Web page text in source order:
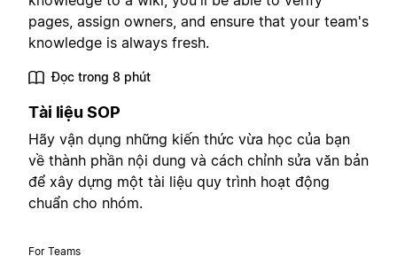
pages, assign owners, and ensure that your team's
knowledge is always fresh.
Đọc trong 8 phút
Tài liệu SOP
Hãy vận dụng những kiến thức vừa học của bạn
về thành phần nội dung và cách chỉnh sửa văn bản
để xây dựng một tài liệu quy trình hoạt động
chuẩn cho nhóm.
For Teams